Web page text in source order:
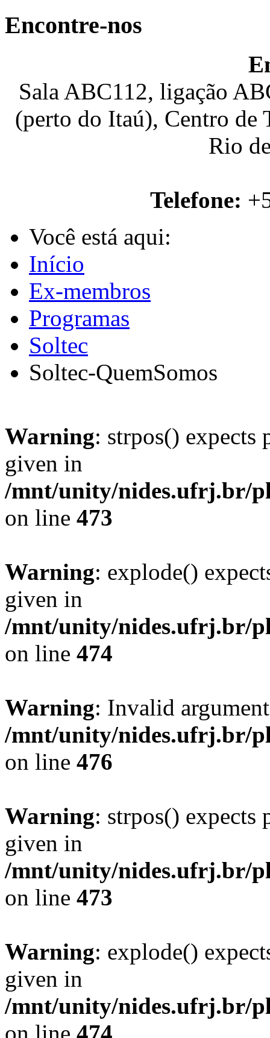
Encontre-nos
Sala ABC112, ligação
(perto do Itaú), Centro de
Rio
Telefone:
Você está aqui:
Início
Ex-membros
Programas
Soltec
Soltec-QuemSomos
Warning: strpos() expects
given in
/mnt/unity/nides.ufrj.br/
on line 473
Warning: explode()
given in
/mnt/unity/nides.ufrj.br/
on line 474
Warning: Invalid
/mnt/unity/nides.ufrj.br/
on line 476
Warning: strpos() expects
given in
/mnt/unity/nides.ufrj.br/
on line 473
Warning: explode()
given in
/mnt/unity/nides.ufrj.br/